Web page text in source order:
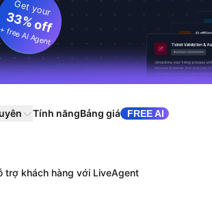
Get your
33% off
free AI Agent
Tính năngBảng giá FREE AI
trợ khách hàng với LiveAgent